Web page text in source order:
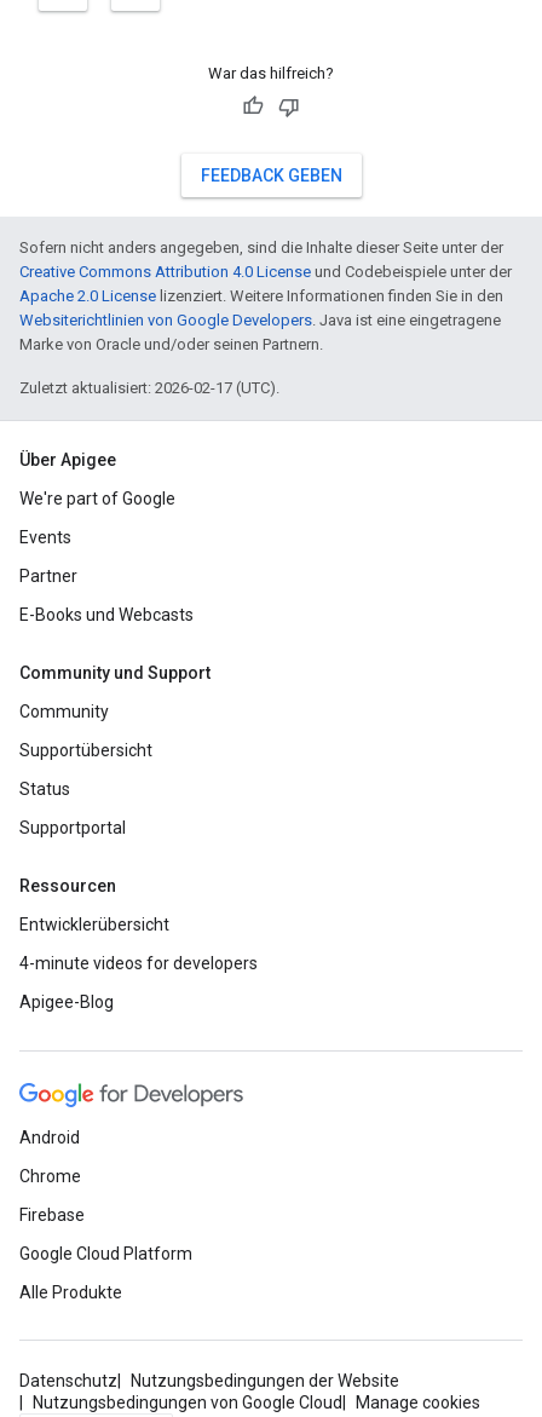
War das hilfreich?
FEEDBACK GEBEN
Sofern nicht anders angegeben, sind die Inhalte dieser Seite unter der
Creative Commons Attribution 4.0 License und Codebeispiele unter der
Apache 2.0 License lizenziert. Weitere Informationen finden Sie in den
Websiterichtlinien von Google Developers. Java ist eine eingetragene
Marke von Oracle und/oder seinen Partnern.
Zuletzt aktualisiert: 2026-02-17 (UTC).
Über Apigee
We're part of Google
Events
Partner
E-Books und Webcasts
Community und Support
Community
Supportübersicht
Status
Supportportal
Ressourcen
Entwicklerübersicht
4-minute videos for developers
Apigee-Blog
Android
Chrome
Firebase
Google Cloud Platform
Alle Produkte
Datenschutz
Nutzungsbedingungen der Website
Nutzungsbedingungen von Google Cloud
Manage cookies